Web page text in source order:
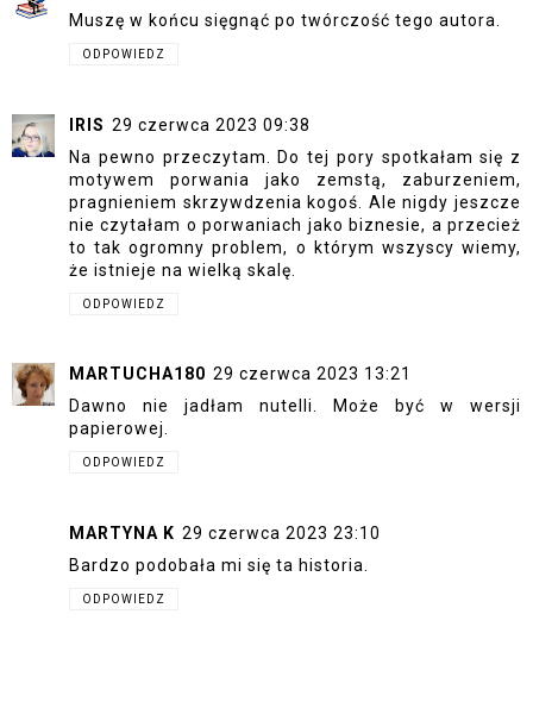
Muszę w końcu sięgnąć po twórczość tego autora.
ODPOWIEDZ
IRIS 29 czerwca 2023 09:38
Na pewno przeczytam. Do tej pory spotkałam się z
motywem porwania jako zemstą, zaburzeniem,
pragnieniem skrzywdzenia kogoś. Ale nigdy jeszcze
nie czytałam o porwaniach jako biznesie, a przecież
to tak ogromny problem, o którym wszyscy wiemy,
że istnieje na wielką skalę.
ODPOWIEDZ
MARTUCHA180 29 czerwca 2023 13:21
Dawno nie jadłam nutelli. Może być w wersji
papierowej.
ODPOWIEDZ
MARTYNA K 29 czerwca 2023 23:10
Bardzo podobała mi się ta historia.
ODPOWIEDZ